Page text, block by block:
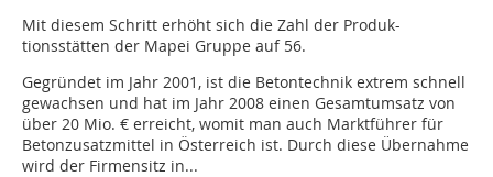
Mit diesem Schritt erhöht sich die Zahl der Produk-
tionsstätten der Mapei Gruppe auf 56.
Gegründet im Jahr 2001, ist die Betontechnik extrem schnell
gewachsen und hat im Jahr 2008 einen Gesamtumsatz von
über 20 Mio. € erreicht, womit man auch Marktführer für
Betonzusatzmittel in Österreich ist. Durch diese Übernahme
wird der Firmensitz in...